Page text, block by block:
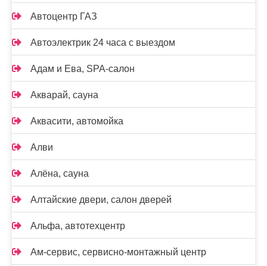
Автоцентр ГАЗ
Автоэлектрик 24 часа с выездом
Адам и Ева, SPA-салон
Акварай, сауна
Аквасити, автомойка
Алви
Алёна, сауна
Алтайские двери, салон дверей
Альфа, автотехцентр
Ам-сервис, сервисно-монтажный центр